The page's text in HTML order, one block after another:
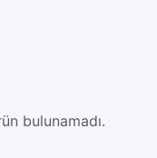
bulunamadı.